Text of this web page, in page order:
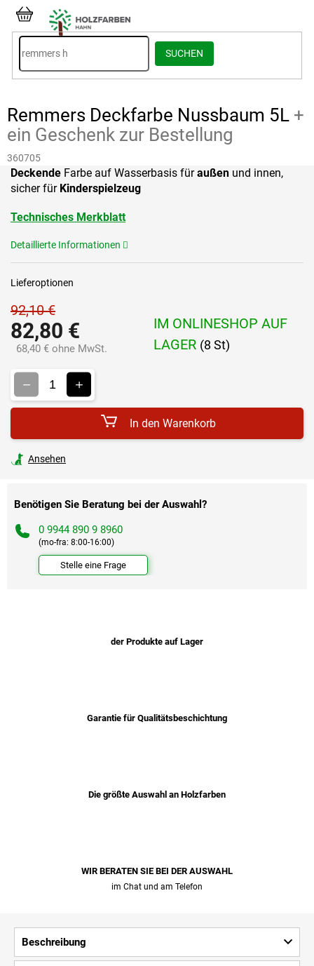
Inhalt
springen
SUCHEN
WARENKORB
Remmers Deckfarbe Nussbaum 5L +
ein Geschenk zur Bestellung
360705
92,10 €
82,80 €
68,40 € ohne MwSt.
IM ONLINESHOP AUF
LAGER (8 St)
Lieferoptionen
In den Warenkorb
Deckende Farbe auf Wasserbasis füraußen und innen,
sicher für Kinderspielzeug
Technisches Merkblatt
Detaillierte Informationen
Ansehen
Benötigen Sie Beratung bei der Auswahl?
0 9944 890 9 8960
(mo-fra: 8:00-16:00)
Stelle eine Frage
der Produkte auf Lager
Garantie für Qualitätsbeschichtung
Die größte Auswahl an Holzfarben
WIR BERATEN SIE BEI ​​DER AUSWAHL
im Chat und am Telefon
Beschreibung